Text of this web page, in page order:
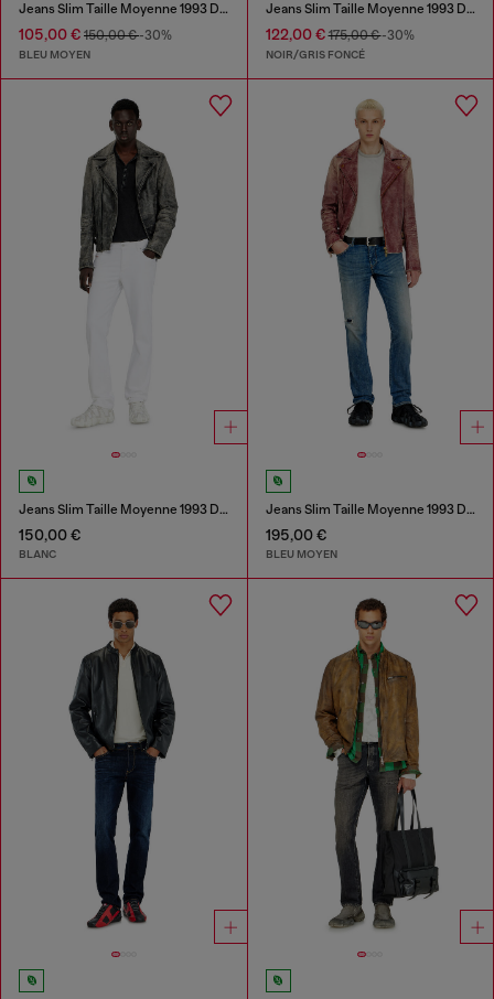
Jeans Slim Taille Moyenne 1993 D-Vyl
105,00 € 150,00 €-30%
BLEU MOYEN
Jeans Slim Taille Moyenne 1993 D-Vyl
122,00 €175,00 €-30%
NOIR/GRIS FONCÉ
Jeans Slim Taille Moyenne 1993 D-Vyl
150,00 €
BLANC
Jeans Slim Taille Moyenne 1993 D-Vyl
195,00 €
BLEU MOYEN